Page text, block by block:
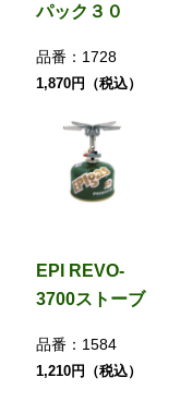
パック３０
品番： 1728
1,870円（税込）
EPI REVO-
3700ストーブ
品番： 1584
1,210円（税込）